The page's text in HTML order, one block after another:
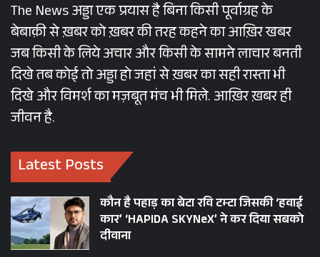
The News अड्डा एक प्रयास है बिना किसी पूर्वाग्रह के
बेबाक़ी से ख़बर को ख़बर की तरह कहने का आख़िर खबर
जब किसी के लिये अचार और किसी के सामने लाचार बनती
दिखे तब कोई तो अड्डा हो जहां से ख़बर का सही रास्ता भी
दिखे और विमर्श का मज़बूत मंच भी मिले. आख़िर ख़बर ही
जीवन है.
Latest Posts
कौन है पहाड़ का बेटा रवि टम्टा जिसकी ‘हवाई
कार’ ‘HAPIDA SKYNeX’ ने कर दिया सबको
दीवाना